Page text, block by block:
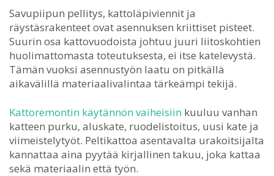
Savupiipun pellitys, kattoläpiviennit ja
räystäsrakenteet ovat asennuksen kriittiset pisteet.
Suurin osa kattovuodoista johtuu juuri liitoskohtien
huolimattomasta toteutuksesta, ei itse katelevystä.
Tämän vuoksi asennustyön laatu on pitkällä
aikavälillä materiaalivalintaa tärkeämpi tekijä.
Kattoremontin käytännön vaiheisiin kuuluu vanhan
katteen purku, aluskate, ruodelistoitus, uusi kate ja
viimeistelytyöt. Peltikattoa asentavalta urakoitsijalta
kannattaa aina pyytää kirjallinen takuu, joka kattaa
sekä materiaalin että työn.